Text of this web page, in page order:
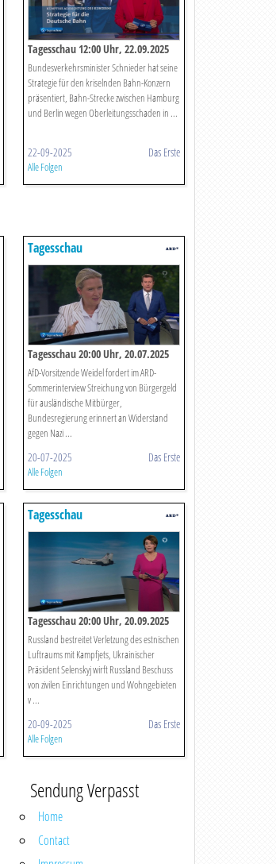
Tagesschau 12:00 Uhr, 22.09.2025
Bundesverkehrsminister Schnieder hat seine
Strategie für den kriselnden Bahn-Konzern
präsentiert, Bahn-Strecke zwischen Hamburg
und Berlin wegen Oberleitungsschaden in ...
22-09-2025 Das Erste
Alle Folgen
Tagesschau
Tagesschau 20:00 Uhr, 20.07.2025
AfD-Vorsitzende Weidel fordert im ARD-
Sommerinterview Streichung von Bürgergeld
für ausländische Mitbürger,
Bundesregierung erinnert an Widerstand
gegen Nazi ...
20-07-2025 Das Erste
Alle Folgen
Tagesschau
Tagesschau 20:00 Uhr, 20.09.2025
Russland bestreitet Verletzung des estnischen
Luftraums mit Kampfjets, Ukrainischer
Präsident Selenskyj wirft Russland Beschuss
von zivilen Einrichtungen und Wohngebieten
v ...
20-09-2025 Das Erste
Alle Folgen
Sendung Verpasst
Home
Contact